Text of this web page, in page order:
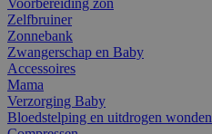
Zelfbruiner
Zonnebank
Zwangerschap en Baby
Accessoires
Mama
Verzorging Baby
Bloedstelping en uitdrogen wonden